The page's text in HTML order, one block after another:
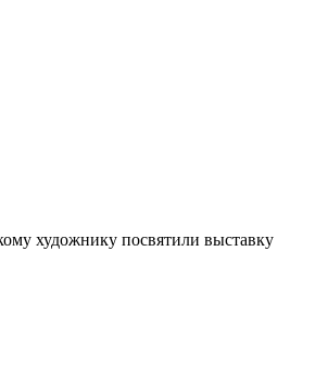
художнику посвятили выставку